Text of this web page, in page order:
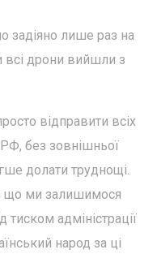
задіяно лише раз на
всі дрони вийшли з
відправити всіх
РФ, без зовнішньої
долати труднощі.
що ми залишимося
адміністрації
народ за ці